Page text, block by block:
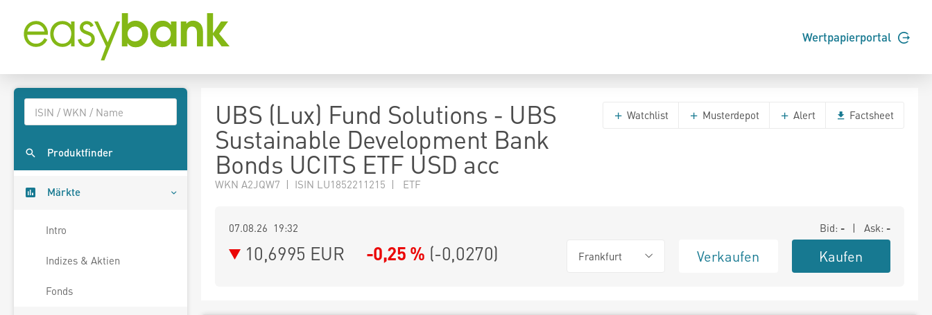
Wertpapierportal
Produktfinder
Märkte
Intro
Indizes & Aktien
Fonds
UBS (Lux) Fund Solutions - UBS
Sustainable Development Bank
Bonds UCITS ETF USD acc
WKN A2JQW7 | ISIN LU1852211215 | ETF
Watchlist Musterdepot Alert Factsheet
07.08.26 19:32 Bid: - | Ask: -
10,6995 EUR -0,25 % (-0,0270) Frankfurt Verkaufen Kaufen